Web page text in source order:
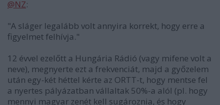
@NZ:
"A sláger legalább volt annyira korrekt, hogy erre a
figyelmet felhívja."
12 évvel ezelőtt a Hungária Rádió (vagy mifene volt a
neve), megnyerte ezt a frekvenciát, majd a győzelem
után egy-két héttel kérte az ORTT-t, hogy mentse fel
a nyertes pályázatban vállaltak 50%-a alól (pl. hogy
mennyi magyar zenét kell sugároznia, és hogy